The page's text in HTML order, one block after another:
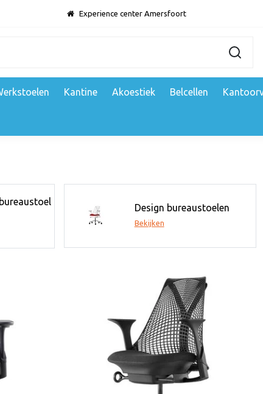
Experience center Amersfoort
Kantine Akoestiek Belcellen
Design bureaustoelen
Bekijken